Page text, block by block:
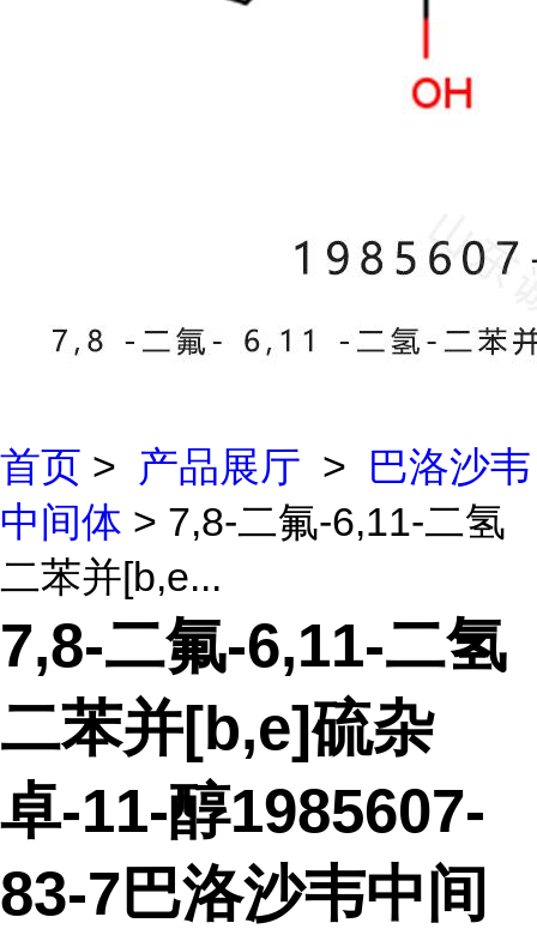
首页 > 产品展厅 > 巴洛沙韦
中间体 > 7,8-二氟-6,11-二氢
二苯并[b,e...
7,8-二氟-6,11-二氢
二苯并[b,e]硫杂
卓-11-醇1985607-
83-7巴洛沙韦中间